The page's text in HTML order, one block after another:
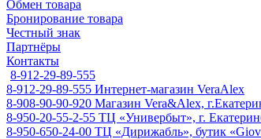
Обмен товара
Бронирование товара
Честный знак
Партнёры
Контакты
8-912-29-89-555
8-912-29-89-555 Интернет-магазин VeraAlex
8-908-90-90-920 Магазин Vera&Alex,
8-950-20-55-2-55 ТЦ «Универбыт», г.
8-950-650-24-00 ТЦ «Дирижабль», бутик